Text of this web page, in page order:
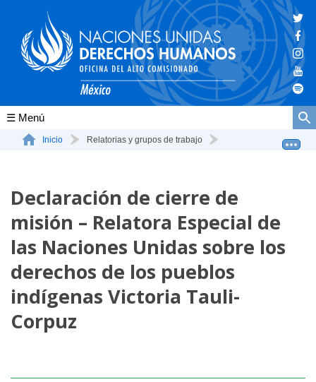
Conócenos
La ONU-DH en México
Vacantes ONU-DH México
ONU-DH en el tiempo
Inicio Relatorias y grupos de trabajo
Declaración de cierre de
misión – Relatora Especial de
las Naciones Unidas sobre los
derechos de los pueblos
indígenas Victoria Tauli-
Corpuz